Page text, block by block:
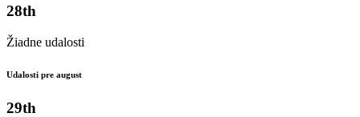
28th
Žiadne udalosti
Udalosti pre august
29th